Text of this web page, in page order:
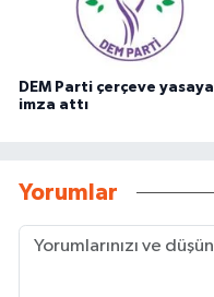
DEM Parti çerçeve yasaya
imza attı
Yorumlar